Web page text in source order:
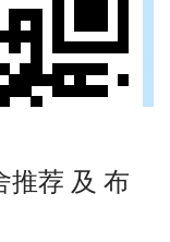
推荐 及 布